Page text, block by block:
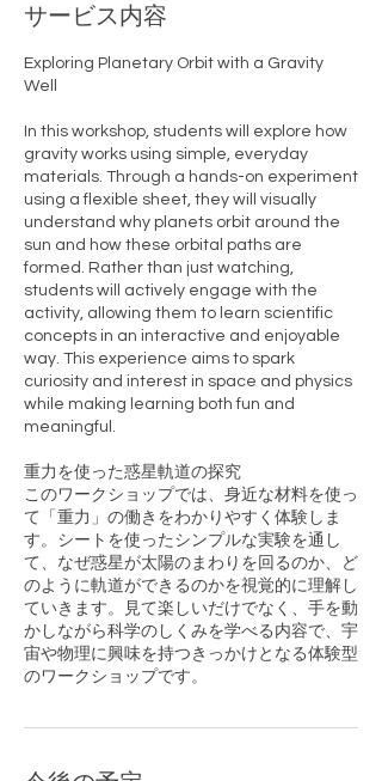
サービス内容
Exploring Planetary Orbit with a Gravity
Well
In this workshop, students will explore how
gravity works using simple, everyday
materials. Through a hands-on experiment
using a flexible sheet, they will visually
understand why planets orbit around the
sun and how these orbital paths are
formed. Rather than just watching,
students will actively engage with the
activity, allowing them to learn scientific
concepts in an interactive and enjoyable
way. This experience aims to spark
curiosity and interest in space and physics
while making learning both fun and
meaningful.
重力を使った惑星軌道の探究
このワークショップでは、身近な材料を使っ
て「重力」の働きをわかりやすく体験しま
す。シートを使ったシンプルな実験を通し
て、なぜ惑星が太陽のまわりを回るのか、ど
のように軌道ができるのかを視覚的に理解し
ていきます。見て楽しいだけでなく、手を動
かしながら科学のしくみを学べる内容で、宇
宙や物理に興味を持つきっかけとなる体験型
のワークショップです。